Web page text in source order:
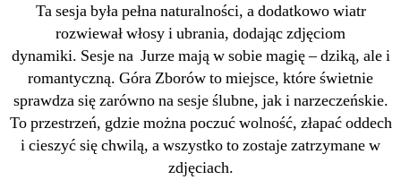
Ta sesja była pełna naturalności, a dodatkowo wiatr
rozwiewał włosy i ubrania, dodając zdjęciom
dynamiki. Sesje na Jurze mają w sobie magię – dziką, ale i
romantyczną. Góra Zborów to miejsce, które świetnie
sprawdza się zarówno na sesje ślubne, jak i narzeczeńskie.
To przestrzeń, gdzie można poczuć wolność, złapać oddech
i cieszyć się chwilą, a wszystko to zostaje zatrzymane w
zdjęciach.